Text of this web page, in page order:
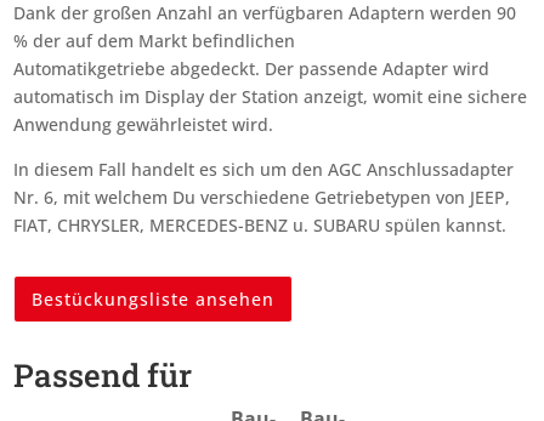
Dank der großen Anzahl an verfügbaren Adaptern werden 90
% der auf dem Markt befindlichen
Automatikgetriebe abgedeckt. Der passende Adapter wird
automatisch im Display der Station anzeigt, womit eine sichere
Anwendung gewährleistet wird.
In diesem Fall handelt es sich um den AGC Anschlussadapter
Nr. 6, mit welchem Du verschiedene Getriebetypen von JEEP,
FIAT, CHRYSLER, MERCEDES-BENZ u. SUBARU spülen kannst.
Bestückungsliste ansehen
Passend für